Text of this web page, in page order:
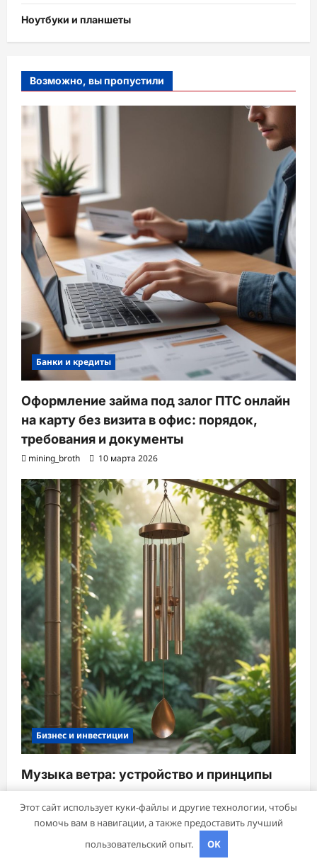
Ноутбуки и планшеты
Возможно, вы пропустили
Банки и кредиты
Оформление займа под залог ПТС онлайн
на карту без визита в офис: порядок,
требования и документы
mining_broth 10 марта 2026
Бизнес и инвестиции
Музыка ветра: устройство и принципы
звучания колокольчиков
mining_broth 3 марта 2026
Этот сайт использует куки-файлы и другие технологии, чтобы
помочь вам в навигации, а также предоставить лучший
пользовательский опыт.
OK